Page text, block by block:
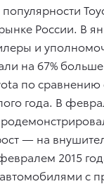
популярности
России. В
и
на 67%
по
года. В
— на
2015
с